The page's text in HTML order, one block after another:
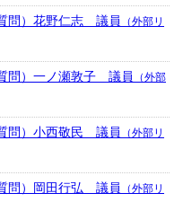
問）花野仁志 議員
（外部リ
問）一ノ瀬敦子 議員
（外部
問）小西敬民 議員
（外部リ
問）岡田行弘 議員
（外部リ